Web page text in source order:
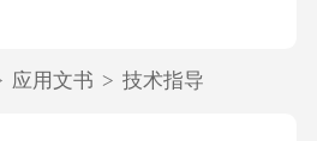
应用文书 > 技术指导